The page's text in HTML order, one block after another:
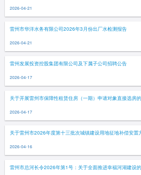
2026-04-21
雷州市华洋水务有限公司2026年3月份出厂水检测报告
2026-04-21
雷州发展投资控股集团有限公司及下属子公司招聘公告
2026-04-17
关于开展雷州市保障性租赁住房（一期）申请对象直接选房
2026-04-17
关于雷州市2026年度第十三批次城镇建设用地征地补偿安置
2026-04-16
雷州市总河长令2026年第1号：关于全面推进幸福河湖建设